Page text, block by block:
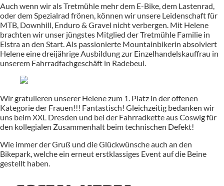
Auch wenn wir als Tretmühle mehr dem E-Bike, dem Lastenrad,
oder dem Spezialrad frönen, können wir unsere Leidenschaft für
MTB, Downhill, Enduro & Gravel nicht verbergen. Mit Helene
brachten wir unser jüngstes Mitglied der Tretmühle Familie in
Elstra an den Start. Als passionierte Mountainbikerin absolviert
Helene eine dreijährige Ausbildung zur Einzelhandelskauffrau in
unserem Fahrradfachgeschäft in Radebeul.
Wir gratulieren unserer Helene zum 1. Platz in der offenen
Kategorie der Frauen!!! Fantastisch! Gleichzeitig bedanken wir
uns beim XXL Dresden und bei der Fahrradkette aus Coswig für
den kollegialen Zusammenhalt beim technischen Defekt!
Wie immer der Gruß und die Glückwünsche auch an den
Bikepark, welche ein erneut erstklassiges Event auf die Beine
gestellt haben.